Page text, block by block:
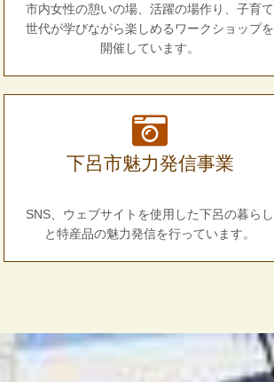
市内女性の憩いの場、活躍の場作り、子育て
世代が学びながら楽しめるワークショップを
開催しています。
下呂市魅力発信事業
SNS、ウェブサイトを使用した下呂の暮らし
と特産品の魅力発信を行っています。